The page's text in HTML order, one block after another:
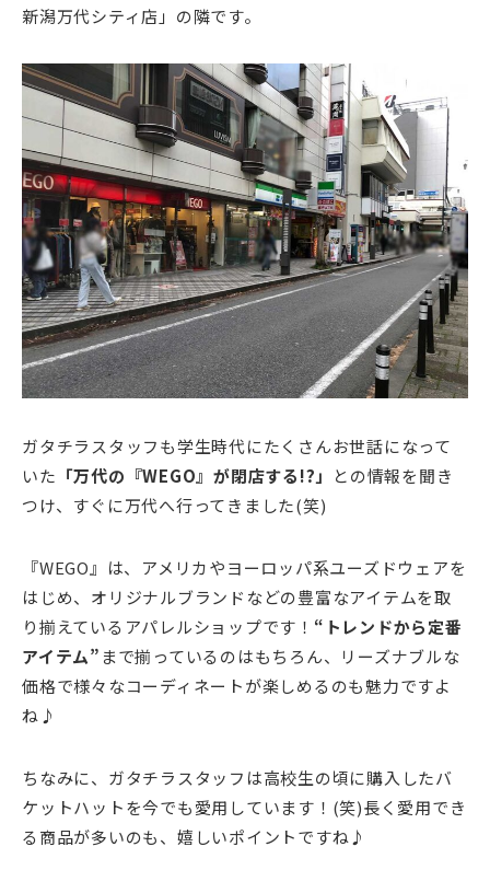
新潟万代シティ店」の隣です。
ガタチラスタッフも学生時代にたくさんお世話になって
いた 「万代の『WEGO』が閉店する!?」
との情報を聞き
つけ、すぐに万代へ行ってきました(笑)
『WEGO』は、アメリカやヨーロッパ系ユーズドウェアを
はじめ、オリジナルブランドなどの豊富なアイテムを取
り揃えているアパレルショップです！ “トレンドから定番
アイテム” まで揃っているのはもちろん、リーズナブルな
価格で様々なコーディネートが楽しめるのも魅力ですよ
ね♪
ちなみに、ガタチラスタッフは高校生の頃に購入したバ
ケットハットを今でも愛用しています！(笑)長く愛用でき
る商品が多いのも、嬉しいポイントですね♪